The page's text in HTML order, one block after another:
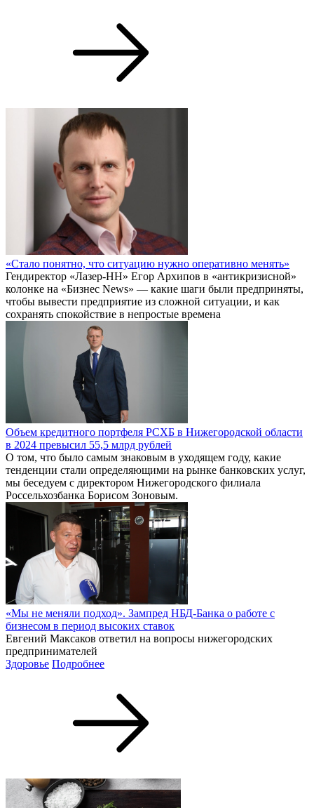
«Стало понятно, что ситуацию нужно оперативно менять»
Гендиректор «Лазер-НН» Егор Архипов в «антикризисной»
колонке на «Бизнес News» — какие шаги были предприняты,
чтобы вывести предприятие из сложной ситуации, и как
сохранять спокойствие в непростые времена
Объем кредитного портфеля РСХБ в Нижегородской области
в 2024 превысил 55,5 млрд рублей
О том, что было самым знаковым в уходящем году, какие
тенденции стали определяющими на рынке банковских услуг,
мы беседуем с директором Нижегородского филиала
Россельхозбанка Борисом Зоновым.
«Мы не меняли подход». Зампред НБД-Банка о работе с
бизнесом в период высоких ставок
Евгений Максаков ответил на вопросы нижегородских
предпринимателей
Здоровье Подробнее